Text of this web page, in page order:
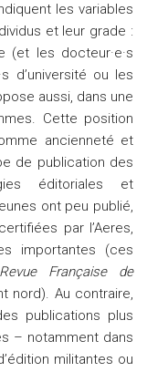
les variables
et leur grade :
(et les docteur·e·s
d’université ou les
aussi, dans une
Cette position
ancienneté et
de publication des
éditoriales et
ont peu publié,
par l’Aeres,
importantes (ces
Revue Française de
nord). Au contraire,
publications plus
– notamment dans
militantes ou